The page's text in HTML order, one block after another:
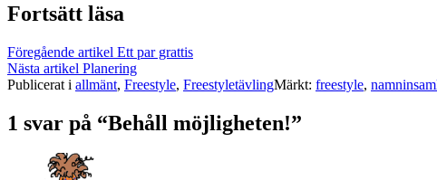
Fortsätt läsa
Föregående artikel Ett par grattis
Nästa artikel Planering
Publicerat i allmänt, Freestyle, FreestyletävlingMärkt: freestyle,
1 svar på “Behåll möjligheten!”